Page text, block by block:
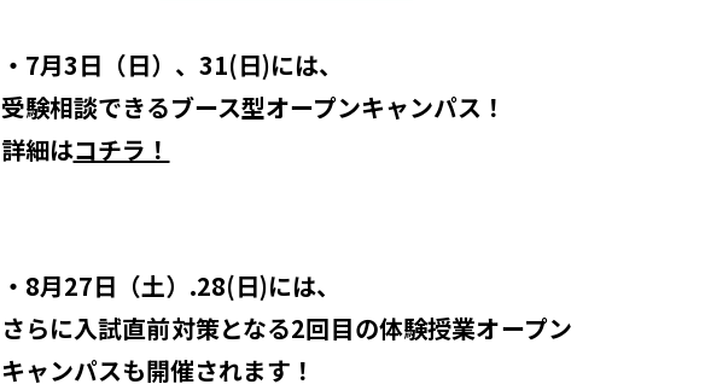
・7月3日（日）、31(日)には、
受験相談できるブース型オープンキャンパス！
詳細はコチラ！
・ 8月27日（土）.28(日)には、
さらに入試直前対策となる2回目の体験授業オープン
キャンパスも開催されます！